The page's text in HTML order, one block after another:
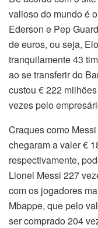
valioso do mundo é
Ederson e Pep
de euros, ou seja,
tranquilamente 43
ao se transferir do
custou € 222
vezes pelo
Craques como
chegaram a valer €
respectivamente,
Lionel Messi 227
com os jogadores
Mbappe, que pelo
ser comprado 204